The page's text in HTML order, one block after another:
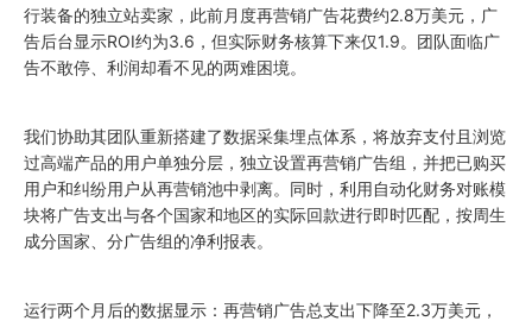
行装备的独立站卖家，此前月度再营销广告花费约2.8万美元，广
告后台显示ROI约为3.6，但实际财务核算下来仅1.9。团队面临广
告不敢停、利润却看不见的两难困境。
我们协助其团队重新搭建了数据采集埋点体系，将放弃支付且浏览
过高端产品的用户单独分层，独立设置再营销广告组，并把已购买
用户和纠纷用户从再营销池中剥离。同时，利用自动化财务对账模
块将广告支出与各个国家和地区的实际回款进行即时匹配，按周生
成分国家、分广告组的净利报表。
运行两个月后的数据显示：再营销广告总支出下降至2.3万美元，